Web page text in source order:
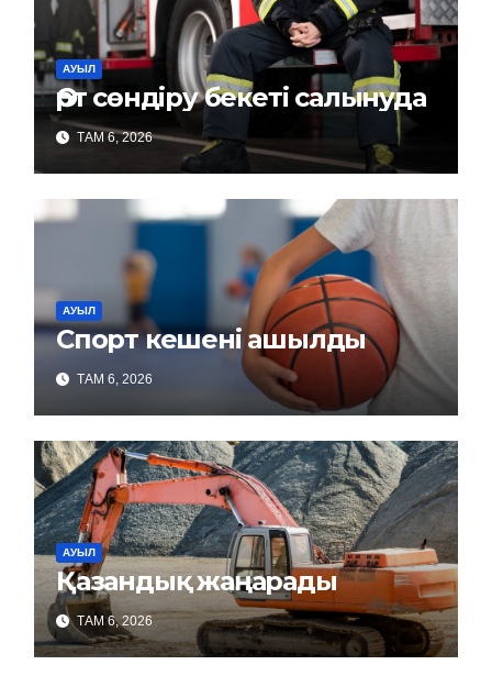
АУЫЛ
Өрт сөндіру бекеті салынуда
ТАМ 6, 2026
АУЫЛ
Спорт кешені ашылды
ТАМ 6, 2026
АУЫЛ
Қазандық жаңарады
ТАМ 6, 2026